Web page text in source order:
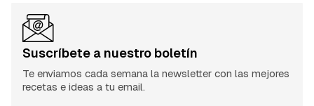
Suscríbete a nuestro boletín
Te enviamos cada semana la newsletter con las mejores
recetas e ideas a tu email.